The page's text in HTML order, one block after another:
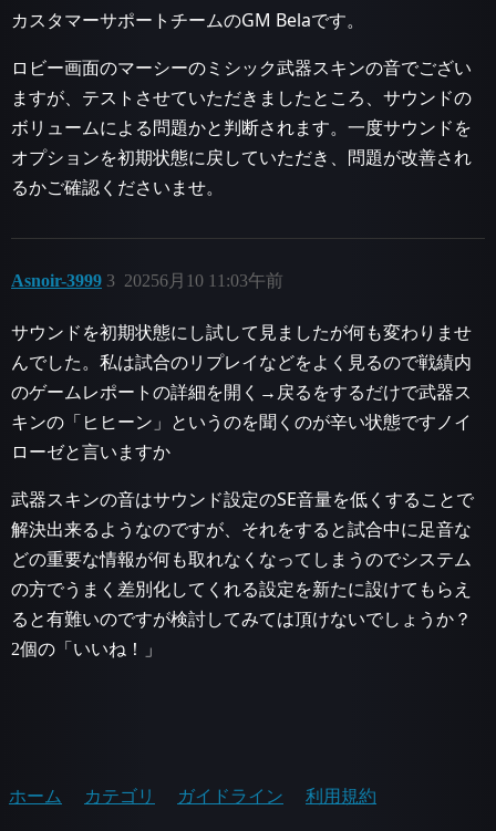
カスタマーサポートチームのGM Belaです。
ロビー画面のマーシーのミシック武器スキンの音でござい
ますが、テストさせていただきましたところ、サウンドの
ボリュームによる問題かと判断されます。一度サウンドを
オプションを初期状態に戻していただき、問題が改善され
るかご確認くださいませ。
Asnoir-3999 20256月10 11:03午前
3
サウンドを初期状態にし試して見ましたが何も変わりませ
んでした。私は試合のリプレイなどをよく見るので戦績内
のゲームレポートの詳細を開く→戻るをするだけで武器ス
キンの「ヒヒーン」というのを聞くのが辛い状態ですノイ
ローゼと言いますか
武器スキンの音はサウンド設定のSE音量を低くすることで
解決出来るようなのですが、それをすると試合中に足音な
どの重要な情報が何も取れなくなってしまうのでシステム
の方でうまく差別化してくれる設定を新たに設けてもらえ
ると有難いのですが検討してみては頂けないでしょうか？
2個の「いいね！」
ホーム カテゴリ ガイドライン 利用規約